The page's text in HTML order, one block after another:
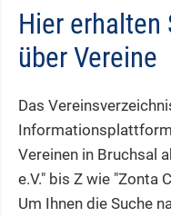
Hier
über Vereine
Das
Vereinen in Bruchsal
e.V." bis Z wie "Zonta
Um Ihnen die Suche